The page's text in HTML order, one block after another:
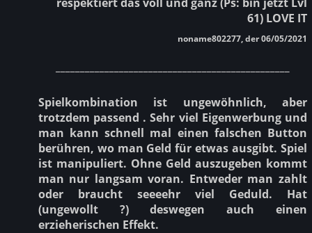
61) LOVE IT
noname802277, der 06/05/2021
Spielkombination ist ungewöhnlich, aber
trotzdem passend . Sehr viel Eigenwerbung und
man kann schnell mal einen falschen Button
berühren, wo man Geld für etwas ausgibt. Spiel
ist manipuliert. Ohne Geld auszugeben kommt
man nur langsam voran. Entweder man zahlt
oder braucht seeeehr viel Geduld. Hat
(ungewollt ?) deswegen auch einen
erzieherischen Effekt.